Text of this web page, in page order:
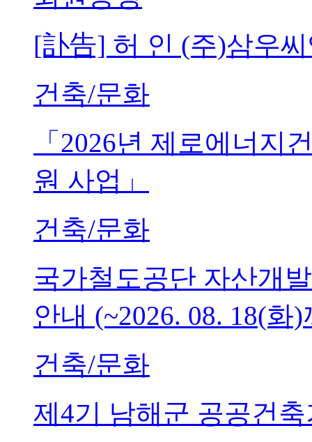
[訃告] 허 인 (주)삼우
건축/문화
「2026년 제로에너지
원 사업」
건축/문화
국가철도공단 자산개
안내 (~2026. 08. 18(화
건축/문화
제4기 남해군 공공건